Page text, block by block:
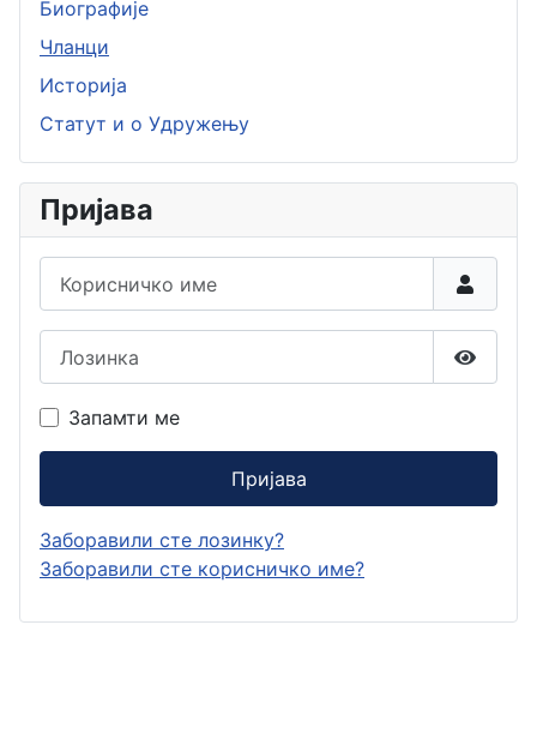
Биографије
Чланци
Историја
Статут и о Удружењу
Пријава
Запамти ме
Пријава
Заборавили сте лозинку?
Заборавили сте корисничко име?